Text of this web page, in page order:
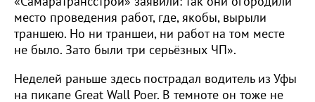
место проведения работ, где, якобы, вырыли
траншею. Но ни траншеи, ни работ на том месте
не было. Зато были три серьёзных ЧП».
Неделей раньше здесь пострадал водитель из Уфы
на пикапе Great Wall Poer. В темноте он тоже не